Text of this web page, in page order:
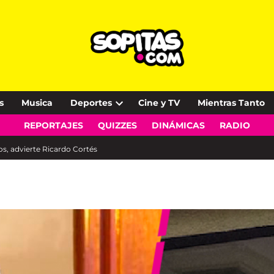
Musica Deportes
Open
dropdown
Cine y TV Mientras Tanto
REPORTAJES QUIZZES DINÁMICAS RADIO
advierte Ricardo Cortés